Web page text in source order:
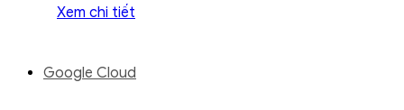
Xem chi tiết
Google Cloud